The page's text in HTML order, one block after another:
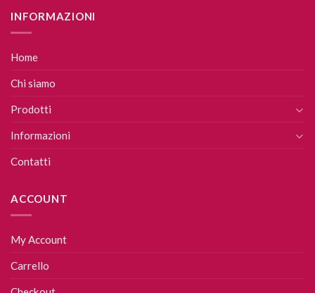
INFORMAZIONI
Home
Chi siamo
Prodotti
Informazioni
Contatti
ACCOUNT
My Account
Carrello